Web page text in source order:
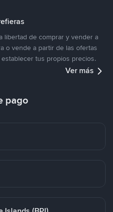
libertad de comprar y vender a
o vende a partir de las ofertas
tus propios precios.
Ver más
pago